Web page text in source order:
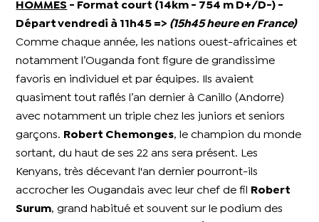
HOMMES - Format court (14km - 754 m D+/D-) -
Départ vendredi à 11h45 => (15h45 heure en France)
Comme chaque année, les nations ouest-africaines et
notamment l’Ouganda font figure de grandissime
favoris en individuel et par équipes. Ils avaient
quasiment tout raflés l’an dernier à Canillo (Andorre)
avec notamment un triple chez les juniors et seniors
garçons.
Robert Chemonges, le champion du monde
sortant, du haut de ses 22 ans sera présent. Les
Kenyans, très décevant l'an dernier pourront-ils
accrocher les Ougandais avec leur chef de fil
Robert
Surum, grand habitué et souvent sur le podium des